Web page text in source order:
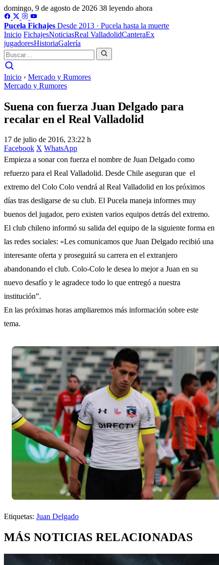
domingo, 9 de agosto de 2026 38 leyendo ahora
Pucela Fichajes Desde 2013 · Pucela hasta la muerte
Inicio FichajesNoticiasReal ValladolidCanteraEx
jugadoresHistoriaGalería
Inicio › Mercado y Rumores
Mercado y Rumores
Suena con fuerza Juan Delgado para
recalar en el Real Valladolid
17 de julio de 2016, 23:22 h
Facebook X WhatsApp
Empieza a sonar con fuerza el nombre de Juan Delgado como
refuerzo para el Real Valladolid. Desde Chile aseguran que el
extremo del Colo Colo vendrá al Real Valladolid en los próximos
días tras desligarse de su club. El Pucela maneja informes muy
buenos del jugador, pero existen varios equipos detrás del extremo.
El club chileno informó su salida del equipo de la siguiente forma en
las redes sociales: «Les comunicamos que Juan Delgado recibió una
interesante oferta y proseguirá su carrera en el extranjero
abandonando el club. Colo-Colo le desea lo mejor a Juan en su
nuevo desafío y le agradece todo lo que entregó a nuestra
institución”.
En las próximas horas ampliaremos más información sobre este
tema.
Etiquetas: Juan Delgado
MÁS NOTICIAS RELACIONADAS